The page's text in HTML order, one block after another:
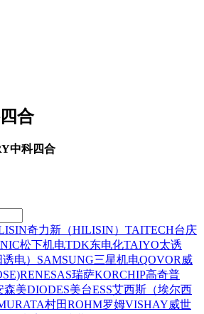
合
中科四合
奇力新（HILISIN） TAITECH台庆
松下机电TDK东电化TAIYO太诱
电） SAMSUNG三星机电QOVOR威
RENESAS瑞萨KORCHIP高奇普
森美DIODES美台ESS艾西斯（埃尔西
村田ROHM罗姆VISHAY威世